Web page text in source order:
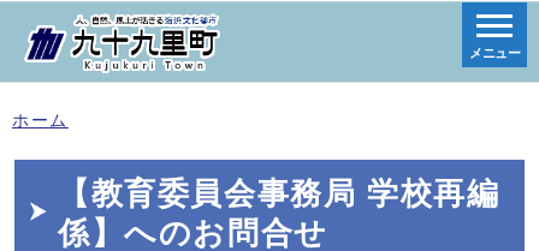
メニュー
ホーム
【教育委員会事務局 学校再編
係】へのお問合せ